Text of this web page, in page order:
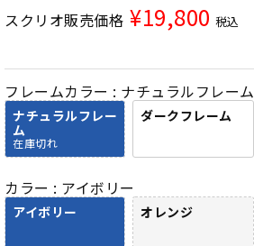
スクリオ販売価格 ¥19,800 税込
フレームカラー ナチュラルフレーム
ナチュラルフレー
ム
在庫切れ
ダークフレーム
カラー アイボリー
アイボリー オレンジ